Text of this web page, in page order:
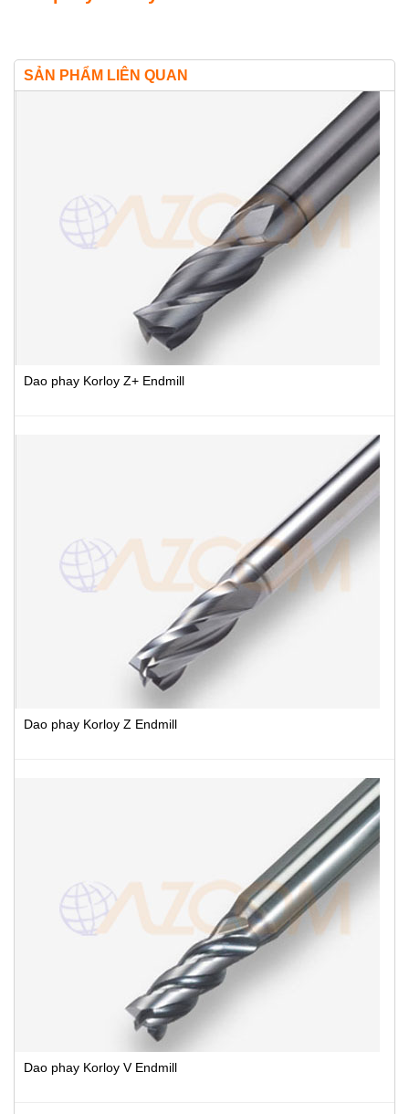
SẢN PHẨM LIÊN QUAN
Dao phay Korloy Z+ Endmill
Dao phay Korloy Z Endmill
Dao phay Korloy V Endmill